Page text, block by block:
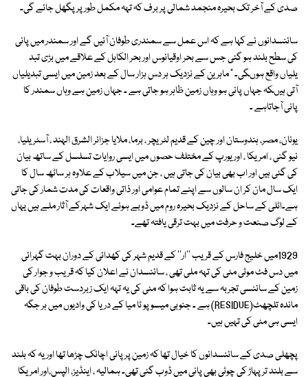
صدی کے آخر تک بحیرہ منجمد شمالی پر برف کہ تہہ مکمل طور پر پگھل جائے گی۔
سائنسدانوں نے کہا ہے کہ اس عمل سے سمندری طوفان آئیں گے اور سمندر میں پانی
کی سطح بلند ہو گئی جس سے بحر اوقیانوس اور بحر الکاہل کے علاقے میں بڑی تبد
یلیاں واقع ہوںگی۔ " ماہرین کے نزدیک ہر دس ہزار سال کے بعد زمین میں ایسی تبدیلیاں
آتی ہیںکہ جہاں پانی ہو وہاں زمین ظاہر ہو جاتی ہے ۔ جہاں زمین ہے وہاں سمندر کا
پانی آجاتاہے ۔
یونان، مصر، ہندوستان اور چین کے قدیم لٹریچر ، برما، ملایا جزائر الشرق الہند ، آسٹریلیا،
نیو گنی ، امریکا ، اور یورپ کے مختلف حصوں میں ایسی روایات تسلسل کے ساتھ بیان
کی گئی ہیں اور اب بھی بیان کی جاتی ہیں ، جن میں سیلاب کے علاوہ ہر ساٹھ سال کا
ایک سال مان کر ان سالوں سے اپنے تمام عوامی اور ذاتی واقعات کی مدت شمار کی جاتی
ہے۔اٹلی کے ساحل کے نزدیک بحیرہ روم میں ڈوبے ہوئے ایک شہرکے آثار ملے ہیں یہاں
کے لوگ صنعت و حرفت میں بہت ترقی یافتہ تھے۔
1929میں خلیج فارس کے قریب ''ار'' کے قدیم شہر کی کھدائی کے دوران بہت گہرائی
میں دس فٹ موٹی مٹی کی تہہ ملی تھی ، سائنسدان نے اعلان کیا کہ قریب و جوار کی
زمین کے سائنسی تجربہ سے یہ ثابت ہوا کہ مٹی کی یہ تہہ ایک زبردست طوفان کی باقی
ماندہ تلچھٹ(RESIDUE) ہے ۔ جنوبی میسوپو ٹا میا کے دریا کی وادیوں میں ہر جگہ
ایسی ہی مٹی کی تہیں ہیں۔
پچھلی صدی کے سائنسدانوں کا خیال تھا کہ زمین پر پانی اچانک چڑھا تھا اور یہ کہ بلند
سے بلند تر پہاڑ کی چوٹی بھی پانی میں ڈوب گئی تھی۔ ہمالیہ ، اینڈیز، الپس،اور امریکا